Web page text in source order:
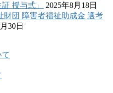
授与式」
2025年8月18日
財団 障害者福祉助成金 選考
30日